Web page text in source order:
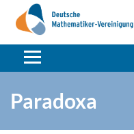
Paradoxa